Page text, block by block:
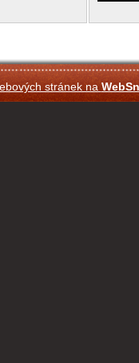
stránek na